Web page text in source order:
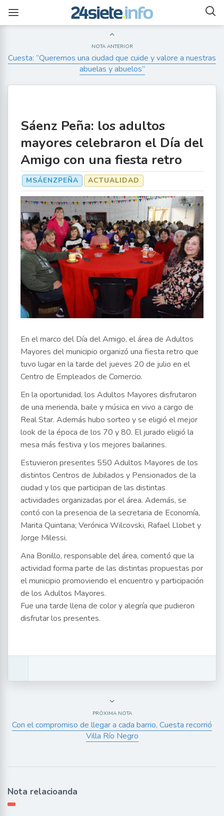
NOTA ANTERIOR
Cuesta: “Queremos una ciudad que cuide y valore a nuestras
abuelas y abuelos”
Sáenz Peña: los adultos
mayores celebraron el Día del
Amigo con una fiesta retro
MSÁENZPEÑA ACTUALIDAD
En el marco del Día del Amigo, el área de Adultos
Mayores del municipio organizó una fiesta retro que
tuvo lugar en la tarde del jueves 20 de julio en el
Centro de Empleados de Comercio.
En la oportunidad, los Adultos Mayores disfrutaron
de una merienda, baile y música en vivo a cargo de
Real Star. Además hubo sorteo y se eligió el mejor
look de la época de los 70 y 80. El jurado eligió la
mesa más festiva y los mejores bailarines.
Estuvieron presentes 550 Adultos Mayores de los
distintos Centros de Jubilados y Pensionados de la
ciudad y los que participan de las distintas
actividades organizadas por el área. Además, se
contó con la presencia de la secretaria de Economía,
Marita Quintana; Verónica Wilcovski, Rafael Llobet y
Jorge Milessi.
Ana Bonillo, responsable del área, comentó que la
actividad forma parte de las distintas propuestas por
el municipio promoviendo el encuentro y participación
de los Adultos Mayores.
Fue una tarde llena de color y alegría que pudieron
disfrutar los presentes.
PRÓXIMA NOTA
Con el compromiso de llegar a cada barrio, Cuesta recorrió
Villa Río Negro
Nota relacioanda